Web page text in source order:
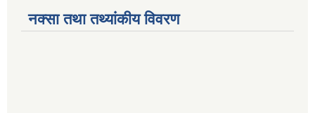
नक्सा तथा तथ्यांकीय विवरण